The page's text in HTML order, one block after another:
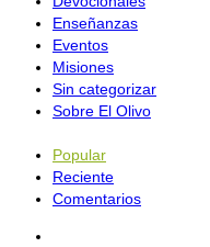
Enseñanzas
Eventos
Misiones
Sin categorizar
Sobre El Olivo
Popular
Reciente
Comentarios